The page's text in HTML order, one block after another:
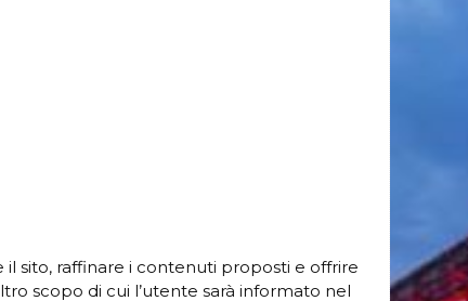
il sito, raffinare i contenuti proposti e offrire
scopo di cui l’utente sarà informato nel